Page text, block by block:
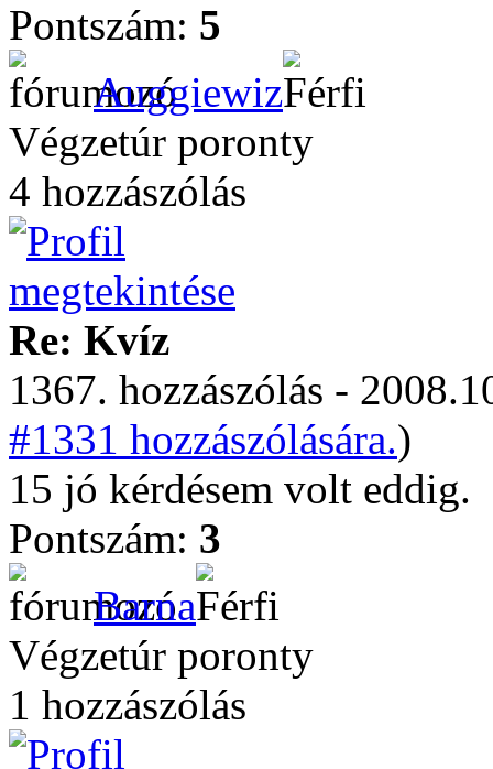
Pontszám: 5
Auggiewiz
Végzetúr poronty
4 hozzászólás
Re: Kvíz
1367. hozzászólás -
#1331 hozzászólására.)
15 jó kérdésem volt eddig.
Pontszám: 3
Barna
Végzetúr poronty
1 hozzászólás